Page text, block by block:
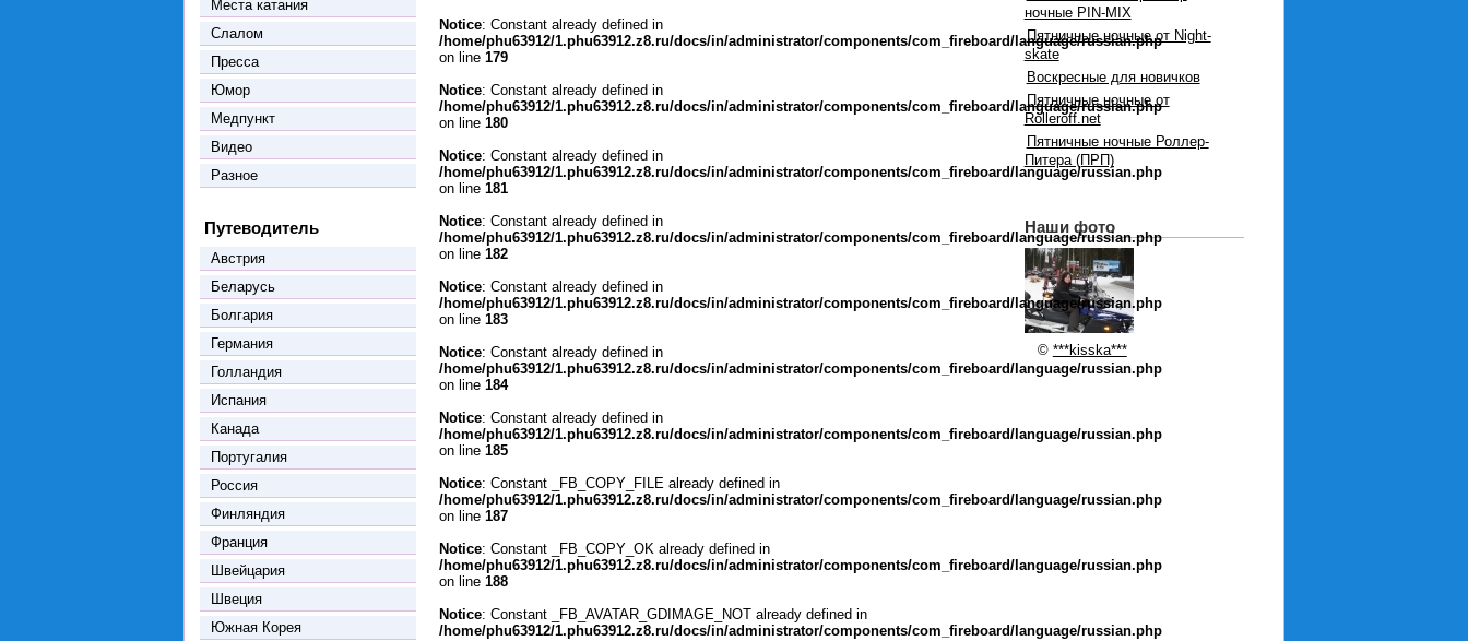
Места катания
Слалом
Пресса
Юмор
Медпункт
Видео
Разное
Путеводитель
Австрия
Беларусь
Болгария
Германия
Голландия
Испания
Канада
Португалия
Россия
Финляндия
Франция
Швейцария
Швеция
Южная Корея
Notice: Constant already defined in
/home/phu63912/1.phu63912.z8.ru/docs/in/administrator/components/com_fireboard/language/russian.php
on line 179
Notice: Constant already defined in
/home/phu63912/1.phu63912.z8.ru/docs/in/administrator/components/com_fireboard/language/russian.php
on line 180
Notice: Constant already defined in
/home/phu63912/1.phu63912.z8.ru/docs/in/administrator/components/com_fireboard/language/russian.php
on line 181
Notice: Constant already defined in
/home/phu63912/1.phu63912.z8.ru/docs/in/administrator/components/com_fireboard/language/russian.php
on line 182
Notice: Constant already defined in
/home/phu63912/1.phu63912.z8.ru/docs/in/administrator/components/com_fireboard/language/russian.php
on line 183
Notice: Constant already defined in
/home/phu63912/1.phu63912.z8.ru/docs/in/administrator/components/com_fireboard/language/russian.php
on line 184
Notice: Constant already defined in
/home/phu63912/1.phu63912.z8.ru/docs/in/administrator/components/com_fireboard/language/russian.php
on line 185
Notice: Constant _FB_COPY_FILE already defined in
/home/phu63912/1.phu63912.z8.ru/docs/in/administrator/components/com_fireboard/language/russian.php
on line 187
Notice: Constant _FB_COPY_OK already defined in
/home/phu63912/1.phu63912.z8.ru/docs/in/administrator/components/com_fireboard/language/russian.php
on line 188
Notice: Constant _FB_AVATAR_GDIMAGE_NOT already defined in
/home/phu63912/1.phu63912.z8.ru/docs/in/administrator/components/com_fireboard/language/russian.php
ночные PIN-MIX
Пятничные ночные от Night-
skate
Воскресные для новичков
Пятничные ночные от
Rolleroff.net
Пятничные ночные Роллер-
Питера (ПРП)
Наши фото
© ***kisska***